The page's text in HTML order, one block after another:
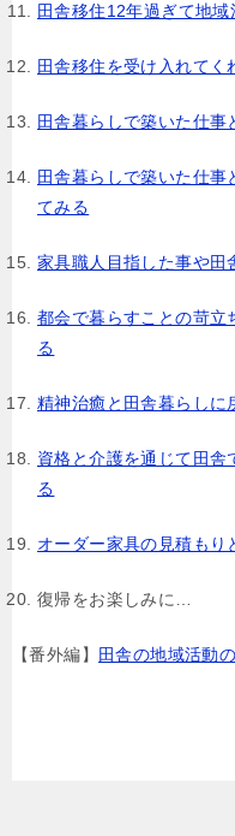
田舎移住12年過ぎて地
田舎移住を受け入れて
田舎暮らしで築いた仕
田舎暮らしで築いた仕
てみる
家具職人目指した事や田
都会で暮らすことの苛立
る
精神治癒と田舎暮らしに
資格と介護を通じて田舎
る
オーダー家具の見積もり
復帰をお楽しみに…
【番外編】 田舎の地域活動